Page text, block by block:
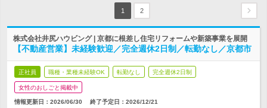
1 2
株式会社井尻ハウビング | 京都に根差し住宅リフォームや新築事業を展開
【不動産営業】未経験歓迎／完全週休2日制／転勤なし／京都市
正社員 職種・業種未経験OK 転勤なし 完全週休2日制
女性のおしごと掲載中
情報更新日：2026/06/30 終了予定日： 2026/12/21